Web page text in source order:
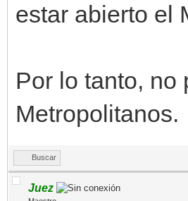
estar abierto el
Por lo tanto, no
Metropolitanos.
Buscar
Juez